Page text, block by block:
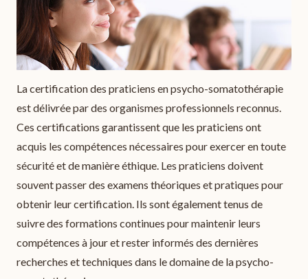
La certification des praticiens en psycho-somatothérapie
est délivrée par des organismes professionnels reconnus.
Ces certifications garantissent que les praticiens ont
acquis les compétences nécessaires pour exercer en toute
sécurité et de manière éthique. Les praticiens doivent
souvent passer des examens théoriques et pratiques pour
obtenir leur certification. Ils sont également tenus de
suivre des formations continues pour maintenir leurs
compétences à jour et rester informés des dernières
recherches et techniques dans le domaine de la psycho-